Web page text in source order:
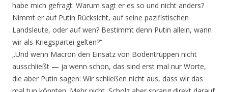
habe mich gefragt: Warum sagt er es so und nicht anders?
Nimmt er auf Putin Rücksicht, auf seine pazifistischen
Landsleute, oder auf wen? Bestimmt denn Putin allein, wann
wir als Kriegspartei gelten?“
„Und wenn Macron den Einsatz von Bodentruppen nicht
ausschließt — ja wenn schon, das sind erst mal nur Worte,
die aber Putin sagen: Wir schließen nicht aus, dass wir das